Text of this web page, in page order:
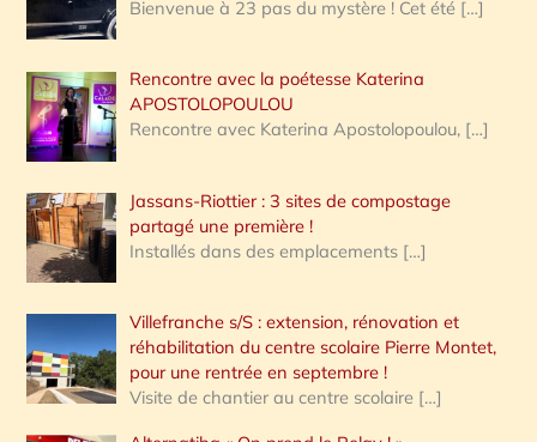
Bienvenue à 23 pas du mystère ! Cet été […]
Rencontre avec la poétesse Katerina
APOSTOLOPOULOU
Rencontre avec Katerina Apostolopoulou, […]
Jassans-Riottier : 3 sites de compostage
partagé une première !
Installés dans des emplacements […]
Villefranche s/S : extension, rénovation et
réhabilitation du centre scolaire Pierre Montet,
pour une rentrée en septembre !
Visite de chantier au centre scolaire […]